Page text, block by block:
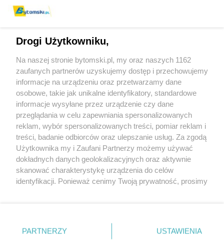
Wydawca mediów lokalnych
Nie zapomnij
zapoznać się z:
polityką prywatności regulamin korzystania z portali
Twojemiasto
Piekary Śląskie
Chorzów
Tarnowskie Góry
Gliwice
Skontaktuj sięz nami
Kontakt
Wydawca
Pogoda
Drogi Użytkowniku,
Na naszej stronie bytomski.pl, my oraz naszych 1162
zaufanych partnerów uzyskujemy dostęp i przechowujemy
informacje na urządzeniu oraz przetwarzamy dane
osobowe, takie jak unikalne identyfikatory, standardowe
informacje wysyłane przez urządzenie czy dane
przeglądania w celu zapewniania spersonalizowanych
reklam, wybór spersonalizowanych treści, pomiar reklam i
treści, badanie odbiorców oraz ulepszanie usług. Za zgodą
Użytkownika my i Zaufani Partnerzy możemy używać
dokładnych danych geolokalizacyjnych oraz aktywnie
skanować charakterystykę urządzenia do celów
identyfikacji. Ponieważ cenimy Twoją prywatność, prosimy
prywatności znajdujący się w lewym dolnym rogu strony
. Niektóre rodzaje przetwarzania danych nie wymagają
PARTNERZY USTAWIENIA